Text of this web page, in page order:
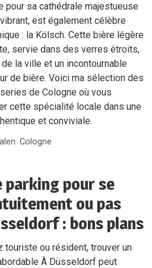
pour sa cathédrale majestueuse
est également célèbre
: la Kölsch. Cette bière légère
servie dans des verres étroits,
la ville et un incontournable
de bière. Voici ma sélection des
de Cologne où vous
cette spécialité locale dans une
et conviviale.
,Cologne
parking pour se
ou pas
: bons plans
touriste ou résident, trouver un
À Düsseldorf peut